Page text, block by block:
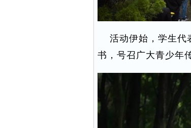
活动伊始，学生代
书，号召广大青少年